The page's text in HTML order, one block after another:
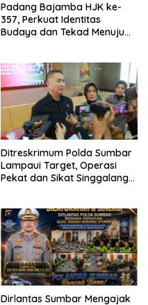
Padang Bajamba HJK ke-
357, Perkuat Identitas
Budaya dan Tekad Menuju
Ditreskrimum Polda Sumbar
Lampaui Target, Operasi
Pekat dan Sikat Singgalang
Dirlantas Sumbar Mengajak